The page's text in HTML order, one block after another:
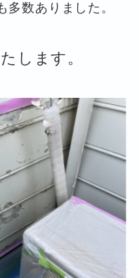
多数ありました。
します。